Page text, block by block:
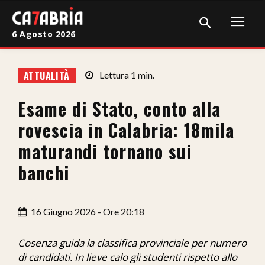
Cronaca
Giudiziaria
Politica
Sport
Sanità
Economia
6 Agosto 2026
ATTUALITÀ Lettura 1 min.
Esame di Stato, conto alla
rovescia in Calabria: 18mila
maturandi tornano sui
banchi
16 Giugno 2026 - Ore 20:18
Cosenza guida la classifica provinciale per numero
di candidati. In lieve calo gli studenti rispetto allo